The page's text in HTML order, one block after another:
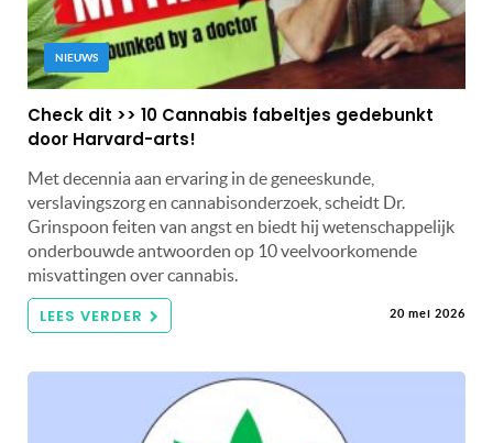
NIEUWS
Check dit >> 10 Cannabis fabeltjes gedebunkt
door Harvard-arts!
Met decennia aan ervaring in de geneeskunde,
verslavingszorg en cannabisonderzoek, scheidt Dr.
Grinspoon feiten van angst en biedt hij wetenschappelijk
onderbouwde antwoorden op 10 veelvoorkomende
misvattingen over cannabis.
LEES VERDER 20 mei 2026